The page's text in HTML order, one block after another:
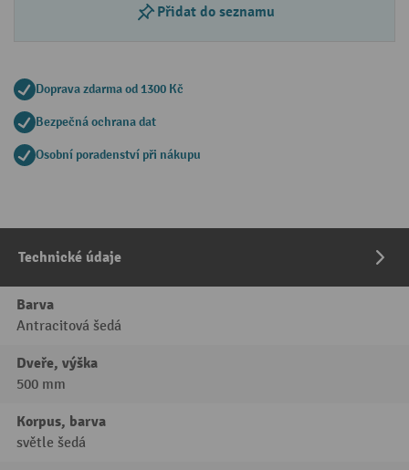
Přidat do seznamu
Doprava zdarma od 1300 Kč
Bezpečná ochrana dat
Osobní poradenství při nákupu
Technické údaje
Barva
Antracitová šedá
Dveře, výška
500 mm
Korpus, barva
světle šedá